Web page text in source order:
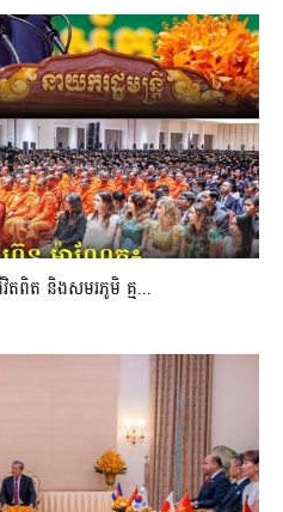
តពិត និងសមរភូមិ គ្ម...